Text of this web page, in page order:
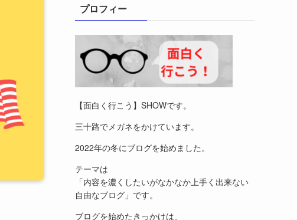
プロフィー
【面白く行こう】SHOWです。
三十路でメガネをかけています。
2022年の冬にブログを始めました。
テーマは
「内容を濃くしたいがなかなか上手く出来ない
自由なブログ」です。
ブログを始めたきっかけは、